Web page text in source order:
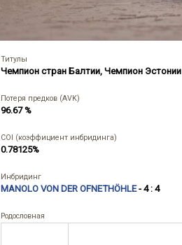
Титулы
Чемпион стран Балтии, Чемпион Эстонии
Потеря предков (AVK)
96.67 %
COI (коэффициент инбридинга)
0.78125%
Инбридинг
MANOLO VON DER OFNETHÖHLE- 4 : 4
Родословная